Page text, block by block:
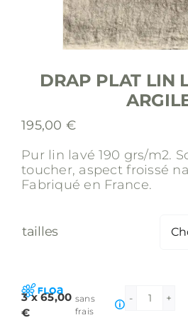
DRAP PLAT LIN
195,00 €
Pur lin lavé 190 grs/m2.
toucher, aspect froissé
Fabriqué en France.
tailles
3 x 65,00
€
sans
frais